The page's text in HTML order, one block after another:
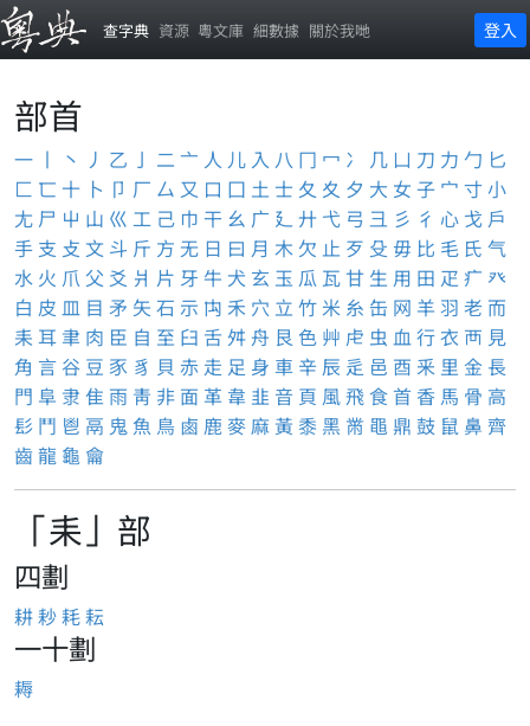
查字典 資源 粵文庫 細數據 關於我哋 登入
部首
一 丨 丶 丿 乙 亅 二 亠 人 儿 入 八 冂 冖 冫 几 凵 刀 力 勹 匕
匚 匸 十 卜 卩 厂 厶 又 口 囗 土 士 夂 夊 夕 大 女 子 宀 寸小
尢 尸 屮 山 巛 工 己 巾 干 幺 广 廴廾 弋 弓 彐 彡 彳 心 戈 戶
手 支 攴 文 斗 斤 方 无 日 曰 月 木欠 止 歹 殳 毋 比 毛 氏 气
水 火 爪 父 爻 爿 片 牙 牛 犬 玄 玉 瓜 瓦甘 生 用 田 疋 疒 癶
白 皮 皿 目 矛 矢 石 示 禸 禾 穴 立 竹米 糸 缶 网 羊 羽 老 而
耒 耳 聿 肉 臣 自 至 臼 舌舛舟 艮 色 艸 虍 虫 血行衣 襾 見
角 言 谷 豆 豕 豸 貝 赤 走 足 身 車 辛 辰 辵 邑 酉 釆 里 金 長
門 阜 隶 隹雨 靑 非 面 革 韋 韭 音 頁 風飛食首 香 馬 骨 高
髟 鬥 鬯 鬲 鬼 魚 鳥 鹵 鹿麥麻 黃 黍 黑 黹 黽鼎 鼓 鼠 鼻 齊
齒龍 龜 龠
「耒」部
四劃
耕耖耗耘
一十劃
耨